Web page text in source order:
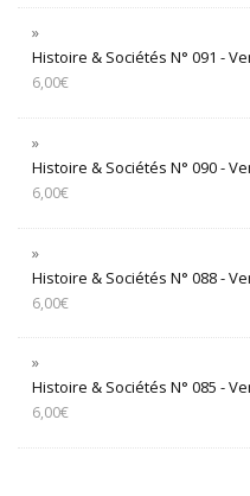
Histoire & Sociétés N° 091 -
6,00€
Histoire & Sociétés N° 090 -
6,00€
Histoire & Sociétés N° 088 -
6,00€
Histoire & Sociétés N° 085 -
6,00€